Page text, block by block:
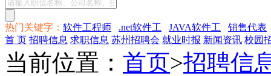
热门关键字： 软件工程师 .net软件工 JAVA软件工
销售代表
首 页 招聘信息 求职信息 苏州招聘会 就业时报 新闻资讯 校园
当前位置： 首页>招聘信